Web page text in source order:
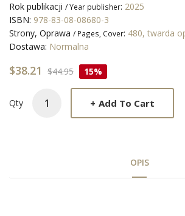
Rok publikacji / Year publisher: 2025
ISBN: 978-83-08-08680-3
Strony, Oprawa / Pages, Cover: 480, twarda
Dostawa: Normalna
$38.21 $44.95 15%
Qty + Add To Cart
OPIS